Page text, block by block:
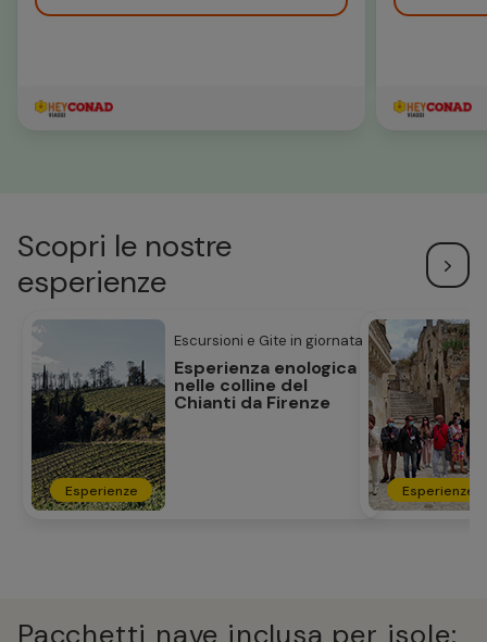
Scopri le nostre
esperienze
Esperienze
Escursioni e Gite in giornata
Esperienza enologica
nelle colline del
Chianti da Firenze
Esperienze
Pacchetti nave inclusa per isole: